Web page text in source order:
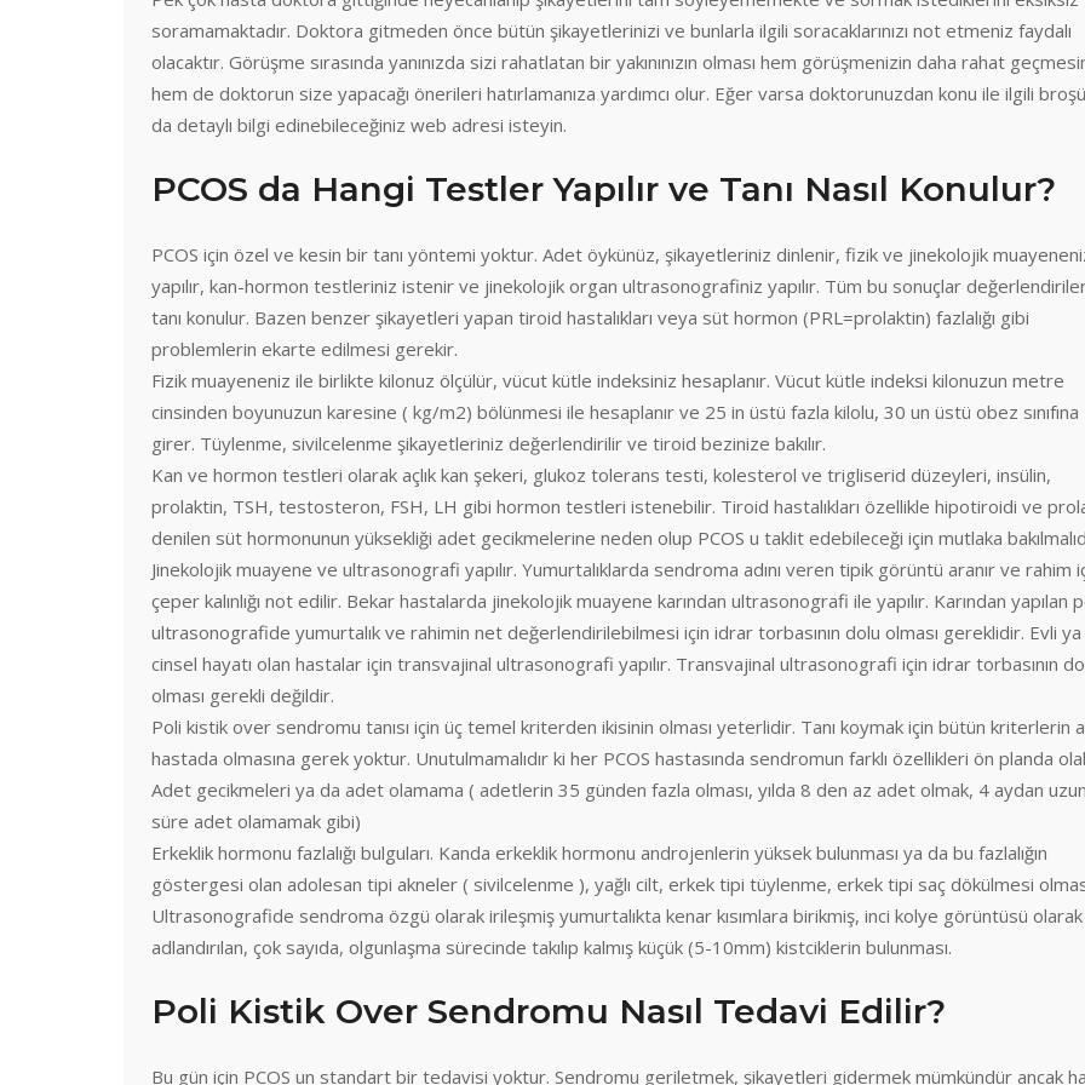
soramamaktadır. Doktora gitmeden önce bütün şikayetlerinizi ve bunlarla ilgili soracaklarınızı not etmeniz faydalı
olacaktır. Görüşme sırasında yanınızda sizi rahatlatan bir yakınınızın olması hem görüşmenizin daha rahat
hem de doktorun size yapacağı önerileri hatırlamanıza yardımcı olur. Eğer varsa doktorunuzdan konu ile ilgili
da detaylı bilgi edinebileceğiniz web adresi isteyin.
PCOS da Hangi Testler Yapılır ve Tanı Nasıl Konulur?
PCOS için özel ve kesin bir tanı yöntemi yoktur. Adet öykünüz, şikayetleriniz dinlenir, fizik ve jinekolojik
yapılır, kan-hormon testleriniz istenir ve jinekolojik organ ultrasonografiniz yapılır. Tüm bu sonuçlar
tanı konulur. Bazen benzer şikayetleri yapan tiroid hastalıkları veya süt hormon (PRL=prolaktin) fazlalığı gibi
problemlerin ekarte edilmesi gerekir.
Fizik muayeneniz ile birlikte kilonuz ölçülür, vücut kütle indeksiniz hesaplanır. Vücut kütle indeksi kilonuzun metre
cinsinden boyunuzun karesine ( kg/m2) bölünmesi ile hesaplanır ve 25 in üstü fazla kilolu, 30 un üstü obez sınıfına
girer. Tüylenme, sivilcelenme şikayetleriniz değerlendirilir ve tiroid bezinize bakılır.
Kan ve hormon testleri olarak açlık kan şekeri, glukoz tolerans testi, kolesterol ve trigliserid düzeyleri, insülin,
prolaktin, TSH, testosteron, FSH, LH gibi hormon testleri istenebilir. Tiroid hastalıkları özellikle hipotiroidi ve
denilen süt hormonunun yüksekliği adet gecikmelerine neden olup PCOS u taklit edebileceği için mutlaka
Jinekolojik muayene ve ultrasonografi yapılır. Yumurtalıklarda sendroma adını veren tipik görüntü aranır ve rahim
çeper kalınlığı not edilir. Bekar hastalarda jinekolojik muayene karından ultrasonografi ile yapılır. Karından yapılan
ultrasonografide yumurtalık ve rahimin net değerlendirilebilmesi için idrar torbasının dolu olması gereklidir. Evli ya
cinsel hayatı olan hastalar için transvajinal ultrasonografi yapılır. Transvajinal ultrasonografi için idrar torbasının
olması gerekli değildir.
Poli kistik over sendromu tanısı için üç temel kriterden ikisinin olması yeterlidir. Tanı koymak için bütün kriterlerin
hastada olmasına gerek yoktur. Unutulmamalıdır ki her PCOS hastasında sendromun farklı özellikleri ön planda
Adet gecikmeleri ya da adet olamama ( adetlerin 35 günden fazla olması, yılda 8 den az adet olmak, 4 aydan uzun
süre adet olamamak gibi)
Erkeklik hormonu fazlalığı bulguları. Kanda erkeklik hormonu androjenlerin yüksek bulunması ya da bu fazlalığın
göstergesi olan adolesan tipi akneler ( sivilcelenme ), yağlı cilt, erkek tipi tüylenme, erkek tipi saç dökülmesi
Ultrasonografide sendroma özgü olarak irileşmiş yumurtalıkta kenar kısımlara birikmiş, inci kolye görüntüsü
adlandırılan, çok sayıda, olgunlaşma sürecinde takılıp kalmış küçük (5-10mm) kistciklerin bulunması.
Poli Kistik Over Sendromu Nasıl Tedavi Edilir?
Bu gün için PCOS un standart bir tedavisi yoktur. Sendromu geriletmek, şikayetleri gidermek mümkündür ancak